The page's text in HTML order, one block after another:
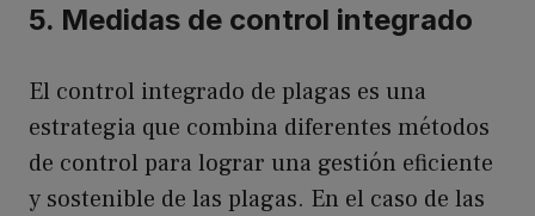
5. Medidas de control integrado
El control integrado de plagas es una
estrategia que combina diferentes métodos
de control para lograr una gestión eficiente
y sostenible de las plagas. En el caso de las